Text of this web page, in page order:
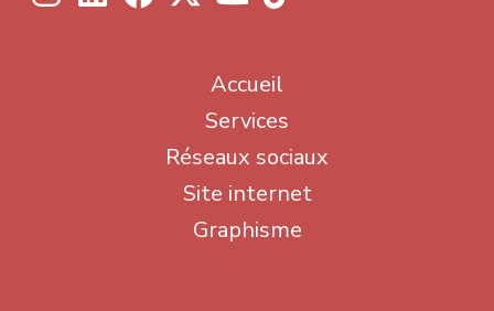
Accueil
Services
Réseaux sociaux
Site internet
Graphisme